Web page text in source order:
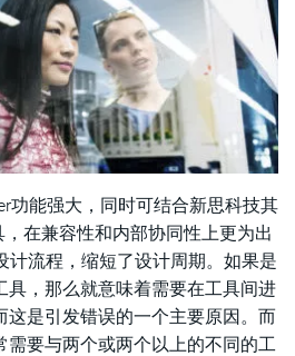
功能强大，同时可结合新思科技其
在兼容性和内部协同性上更为出
计流程，缩短了设计周期。如果是
具，那么就意味着需要在工具间进
这是引发错误的一个主要原因。而
需要与两个或两个以上的不同的工